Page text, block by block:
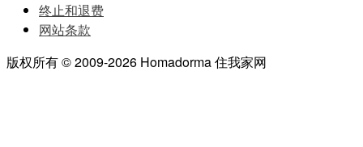
终止和退费
网站条款
版权所有 © 2009-2026 Homadorma 住我家网